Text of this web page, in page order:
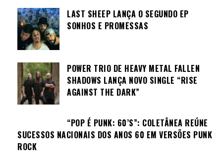
LAST SHEEP LANÇA O SEGUNDO EP
SONHOS E PROMESSAS
POWER TRIO DE HEAVY METAL FALLEN
SHADOWS LANÇA NOVO SINGLE “RISE
AGAINST THE DARK”
“POP É PUNK: 60’S”: COLETÂNEA REÚNE
SUCESSOS NACIONAIS DOS ANOS 60 EM VERSÕES PUNK
ROCK